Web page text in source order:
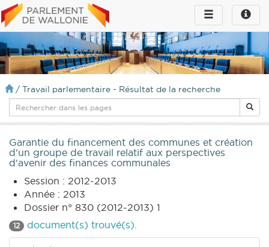
Toggle
infos
Toggle
navigation
/ Travail parlementaire - Résultat de la recherche
Garantie du financement des communes et création
d'un groupe de travail relatif aux perspectives
d'avenir des finances communales
Session : 2012-2013
Année : 2013
Dossier n° 830 (2012-2013) 1
12 document(s) trouvé(s).